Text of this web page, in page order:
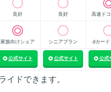
良好 良好 高速ド
家族向けシェア シニアプラン dカード
公式サイト 公式サイト 公式
イドできます。